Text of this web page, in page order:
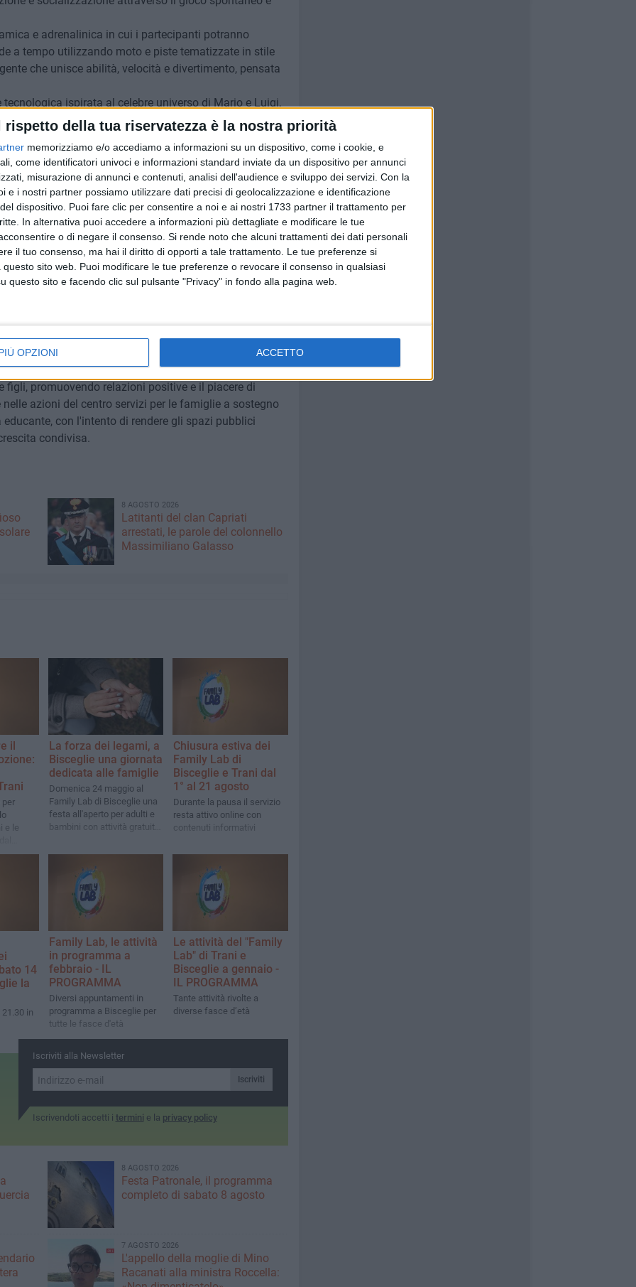
rispetto della tua riservatezza è la nostra priorità
memorizziamo e/o accediamo a informazioni su un dispositivo, come i cookie, e
come identificatori univoci e informazioni standard inviate da un dispositivo per annunci
misurazione di annunci e contenuti, analisi dell'audience e sviluppo dei servizi. Con la
e i nostri partner possiamo utilizzare dati precisi di geolocalizzazione e identificazione
dispositivo. Puoi fare clic per consentire a noi e ai nostri 1733 partner il trattamento per
In alternativa puoi accedere a informazioni più dettagliate e modificare le tue
o di negare il consenso. Si rende noto che alcuni trattamenti dei dati personali
il tuo consenso, ma hai il diritto di opporti a tale trattamento. Le tue preferenze si
sito web. Puoi modificare le tue preferenze o revocare il consenso in qualsiasi
questo sito e facendo clic sul pulsante "Privacy" in fondo alla pagina web.
OPZIONI ACCETTO
e adrenalinica in cui i partecipanti potranno
a tempo utilizzando moto e piste tematizzate in stile
che unisce abilità, velocità e divertimento, pensata
ispirata al celebre universo di Mario e Luigi,
percorsi interattivi, raccogliere monete virtuali
tragitto. I partecipanti saranno coinvolti in divertenti
che stimola prontezza, collaborazione e spirito di
alla creatività e all'arte digitale in stile mosaico, dove
semplici tessere colorate in grandi opere ispirate al
attrezzate e centinaia di elementi componibili, i
guidate o dare libero sfogo alla fantasia,
e creatività.
di laboratori, attività e momenti di costruzione
problem solving e spirito di squadra, in
che valorizza il gioco come esperienza educativa e
evento ludico, ma un'esperienza immersiva capace di
promuovendo relazioni positive e il piacere di
azioni del centro servizi per le famiglie a sostegno
con l'intento di rendere gli spazi pubblici
condivisa.
8 AGOSTO 2026
Latitanti del clan Capriati
arrestati, le parole del colonnello
Massimiliano Galasso
il
per
e le
La forza dei legami, a
Bisceglie una giornata
dedicata alle famiglie
Domenica 24 maggio al
Family Lab di Bisceglie una
festa all'aperto per adulti e
bambini con attività gratuite,
giardino
Chiusura estiva dei
Family Lab di
Bisceglie e Trani dal
1° al 21 agosto
Durante la pausa il servizio
resta attivo online con
contenuti informativi
14
la
in
Family Lab, le attività
in programma a
febbraio - IL
PROGRAMMA
Diversi appuntamenti in
programma a Bisceglie per
tutte le fasce d'età
Le attività del "Family
Lab" di Trani e
Bisceglie a gennaio -
IL PROGRAMMA
Tante attività rivolte a
diverse fasce d’età
Iscriviti alla Newsletter
Iscriviti
Iscrivendoti accetti i termini e la privacy policy
8 AGOSTO 2026
Festa Patronale, il programma
completo di sabato 8 agosto
7 AGOSTO 2026
L'appello della moglie di Mino
Racanati alla ministra Roccella: